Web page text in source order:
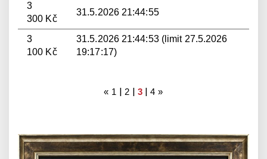
3
300 Kč
31.5.2026 21:44:55
3
100 Kč
31.5.2026 21:44:53 (limit 27.5.2026
19:17:17)
« 1 | 2 | 3 |4 »